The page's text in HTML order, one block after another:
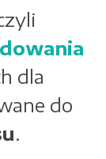
dla
do
.